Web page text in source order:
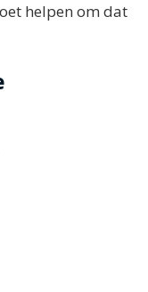
helpen om dat